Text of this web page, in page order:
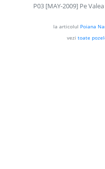
P03 [MAY-2009] Pe
la articolul Poiana
vezi toate